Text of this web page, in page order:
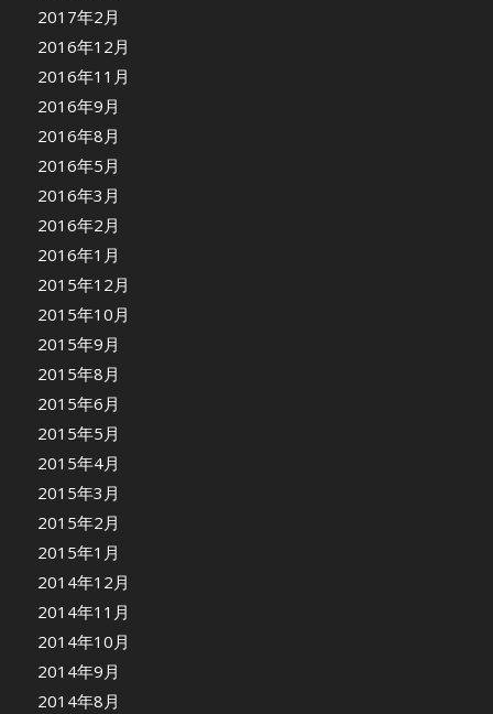
2017年2月
2016年12月
2016年11月
2016年9月
2016年8月
2016年5月
2016年3月
2016年2月
2016年1月
2015年12月
2015年10月
2015年9月
2015年8月
2015年6月
2015年5月
2015年4月
2015年3月
2015年2月
2015年1月
2014年12月
2014年11月
2014年10月
2014年9月
2014年8月